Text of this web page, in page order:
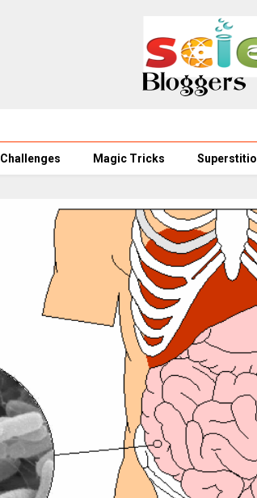
Challenges Magic Tricks